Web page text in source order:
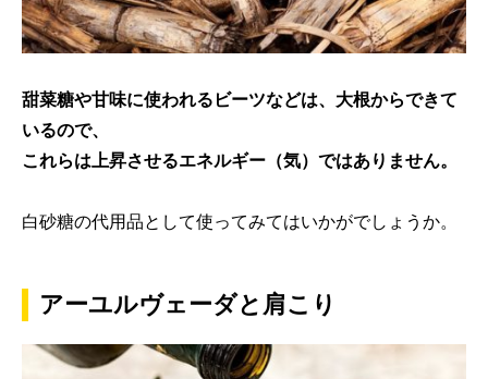
甜菜糖や甘味に使われるビーツなどは、大根からできて
いるので、
これらは上昇させるエネルギー（気）ではありません。
白砂糖の代用品として使ってみてはいかがでしょうか。
アーユルヴェーダと肩こり